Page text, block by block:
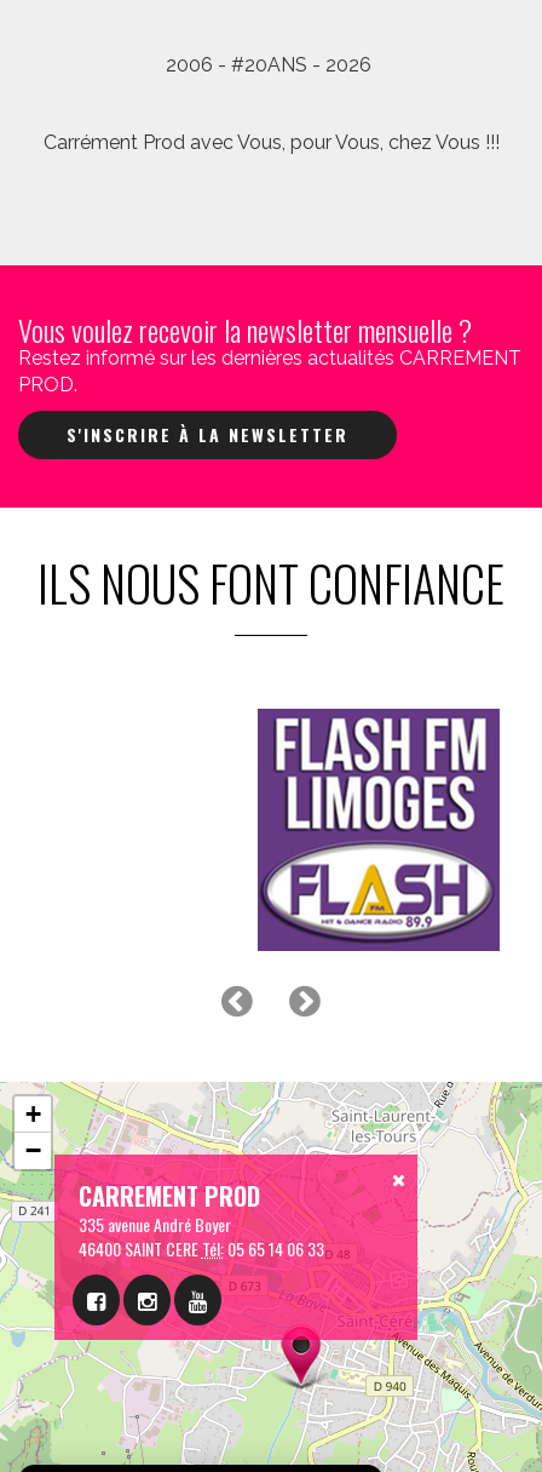
2006 - #20ANS - 2026
Carrément Prod avec Vous, pour Vous, chez Vous !!!
Vous voulez recevoir la newsletter mensuelle ?
Restez informé sur les dernières actualités CARREMENT
PROD.
S'INSCRIRE À LA NEWSLETTER
ILS NOUS FONT CONFIANCE
CARREMENT PROD
335 avenue André Boyer
46400 SAINT CERETél:05 65 14 06 33
+
−